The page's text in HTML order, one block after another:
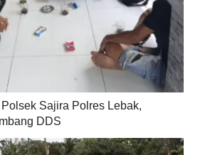
Sajira Polres Lebak,
DDS